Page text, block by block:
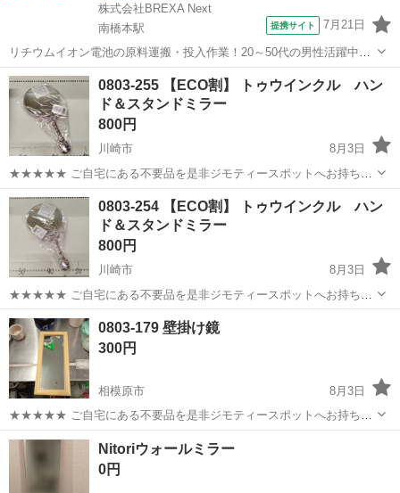
株式会社BREXA Next
南橋本駅
提携サイト 7月21日
リチウムイオン電池の原料運搬・投入作業！20～50代の男性活躍中★
ワンルーム寮完備！赴任旅費会社負担！年間休日130日★フォークリフ
ト免許お持ちの方、活躍中！就業先食堂利用可★《神奈川県相模原
市》 人気の工場のお仕事 ◇電...
神奈川 相模原市 南橋本駅 その他
0803-255 【ECO割】 トゥウインクル ハン
ド＆スタンドミラー
800円
川崎市
8月3日
★★★★★ ご自宅にある不要品を是非ジモティースポットへお持ち込
みしませんか？ 家電、趣味・スポーツ・レジャー用品、こども用品、
衣料服飾品、生活雑貨、家具、本、CD・DVDなどが無料でまとめて持
ち込めます！ ※詳細はこ...
神奈川 川崎市 ミラー/鏡 現地
0803-254 【ECO割】 トゥウインクル ハン
ド＆スタンドミラー
800円
川崎市
8月3日
★★★★★ ご自宅にある不要品を是非ジモティースポットへお持ち込
みしませんか？ 家電、趣味・スポーツ・レジャー用品、こども用品、
衣料服飾品、生活雑貨、家具、本、CD・DVDなどが無料でまとめて持
ち込めます！ ※詳細はこ...
神奈川 川崎市 ミラー/鏡 現地
0803-179 壁掛け鏡
300円
相模原市
8月3日
★★★★★ ご自宅にある不要品を是非ジモティースポットへお持ち込
みしませんか？ 家電、趣味・スポーツ・レジャー用品、こども用品、
衣料服飾品、生活雑貨、家具、本、CD・DVDなどが無料でまとめて持
ち込めます！ ※詳細はこ...
神奈川 相模原市 ミラー/鏡
Nitoriウォールミラー
0円